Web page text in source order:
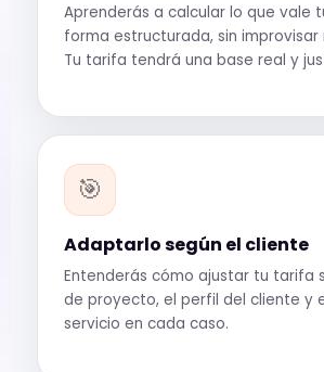
Aprenderás a calcular lo que vale
forma estructurada, sin improvisar
Tu tarifa tendrá una base real y
🎯
Adaptarlo según el cliente
Entenderás cómo ajustar tu tarifa
de proyecto, el perfil del cliente y
servicio en cada caso.